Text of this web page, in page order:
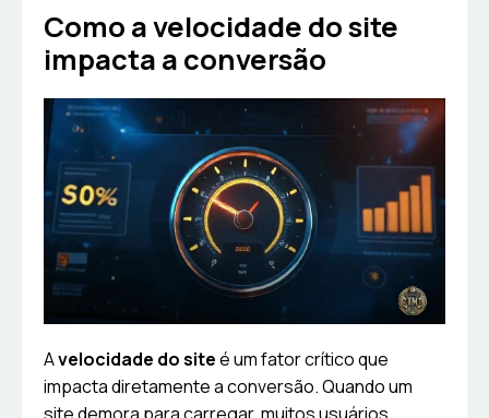
Como a velocidade do site
impacta a conversão
Avelocidade do siteé um fator crítico que
impacta diretamente a conversão. Quando um